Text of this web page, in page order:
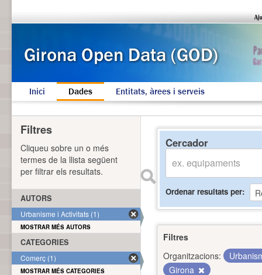
Inici Dades Entitats, àrees i serveis
Cercador
Ordenar resultats per
Filtres
Organitzacions:
Girona
Filtres
Cliqueu sobre un o més
termes de la llista següent
per filtrar els resultats.
AUTORS
Urbanisme i Activitats (1)
MOSTRAR MÉS AUTORS
CATEGORIES
Comerç (1)
MOSTRAR MÉS CATEGORIES